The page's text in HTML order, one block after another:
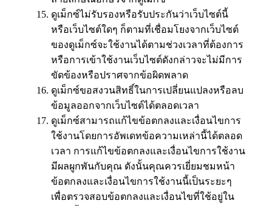
ดูเม็กซ์ไม่รับรองหรือรับประกันว่าเว็บไซต์นี้
หรือเว็บไซต์ใดๆ ก็ตามที่เชื่อมโยงจากเว็บไซต์
ของดูเม็กซ์จะใช้งานได้ตามช่วงเวลาที่ต้องการ
หรือการเข้าใช้งานเว็บไซต์ดังกล่าวจะไม่มีการ
ขัดข้องหรือปราศจากข้อผิดพลาด
ดูเม็กซ์ขอสงวนสิทธิ์ในการเปลี่ยนแปลงหรือลบ
ข้อมูลออกจากเว็บไซต์ได้ตลอดเวลา
ดูเม็กซ์สามารถแก้ไขข้อตกลงและเงื่อนไขการ
ใช้งานโดยการอัพเดทข้อความเหล่านี้ได้ตลอด
เวลา การแก้ไขข้อตกลงและเงื่อนไขการใช้งาน
มีผลผูกพันกับคุณ ดังนั้นคุณควรเยี่ยมชมหน้า
ข้อตกลงและเงื่อนไขการใช้งานนี้เป็นระยะๆ
เพื่อตรวจสอบข้อตกลงและเงื่อนไขที่ใช้อยู่ใน